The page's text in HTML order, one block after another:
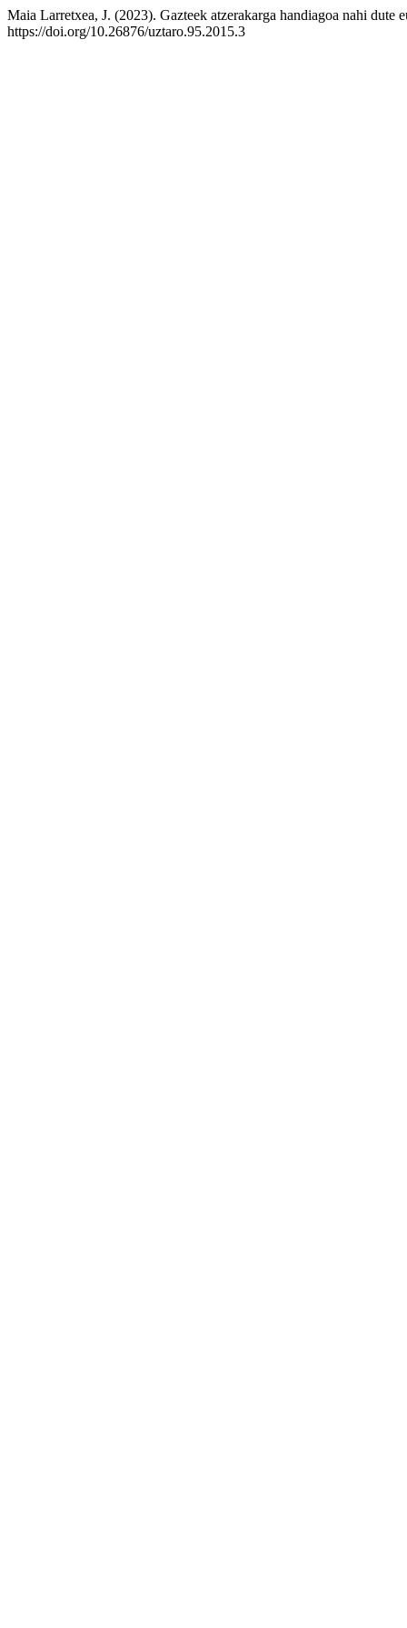
Maia Larretxea, J. (2023). Gazteek atzerakarga handiagoa nahi dute
https://doi.org/10.26876/uztaro.95.2015.3